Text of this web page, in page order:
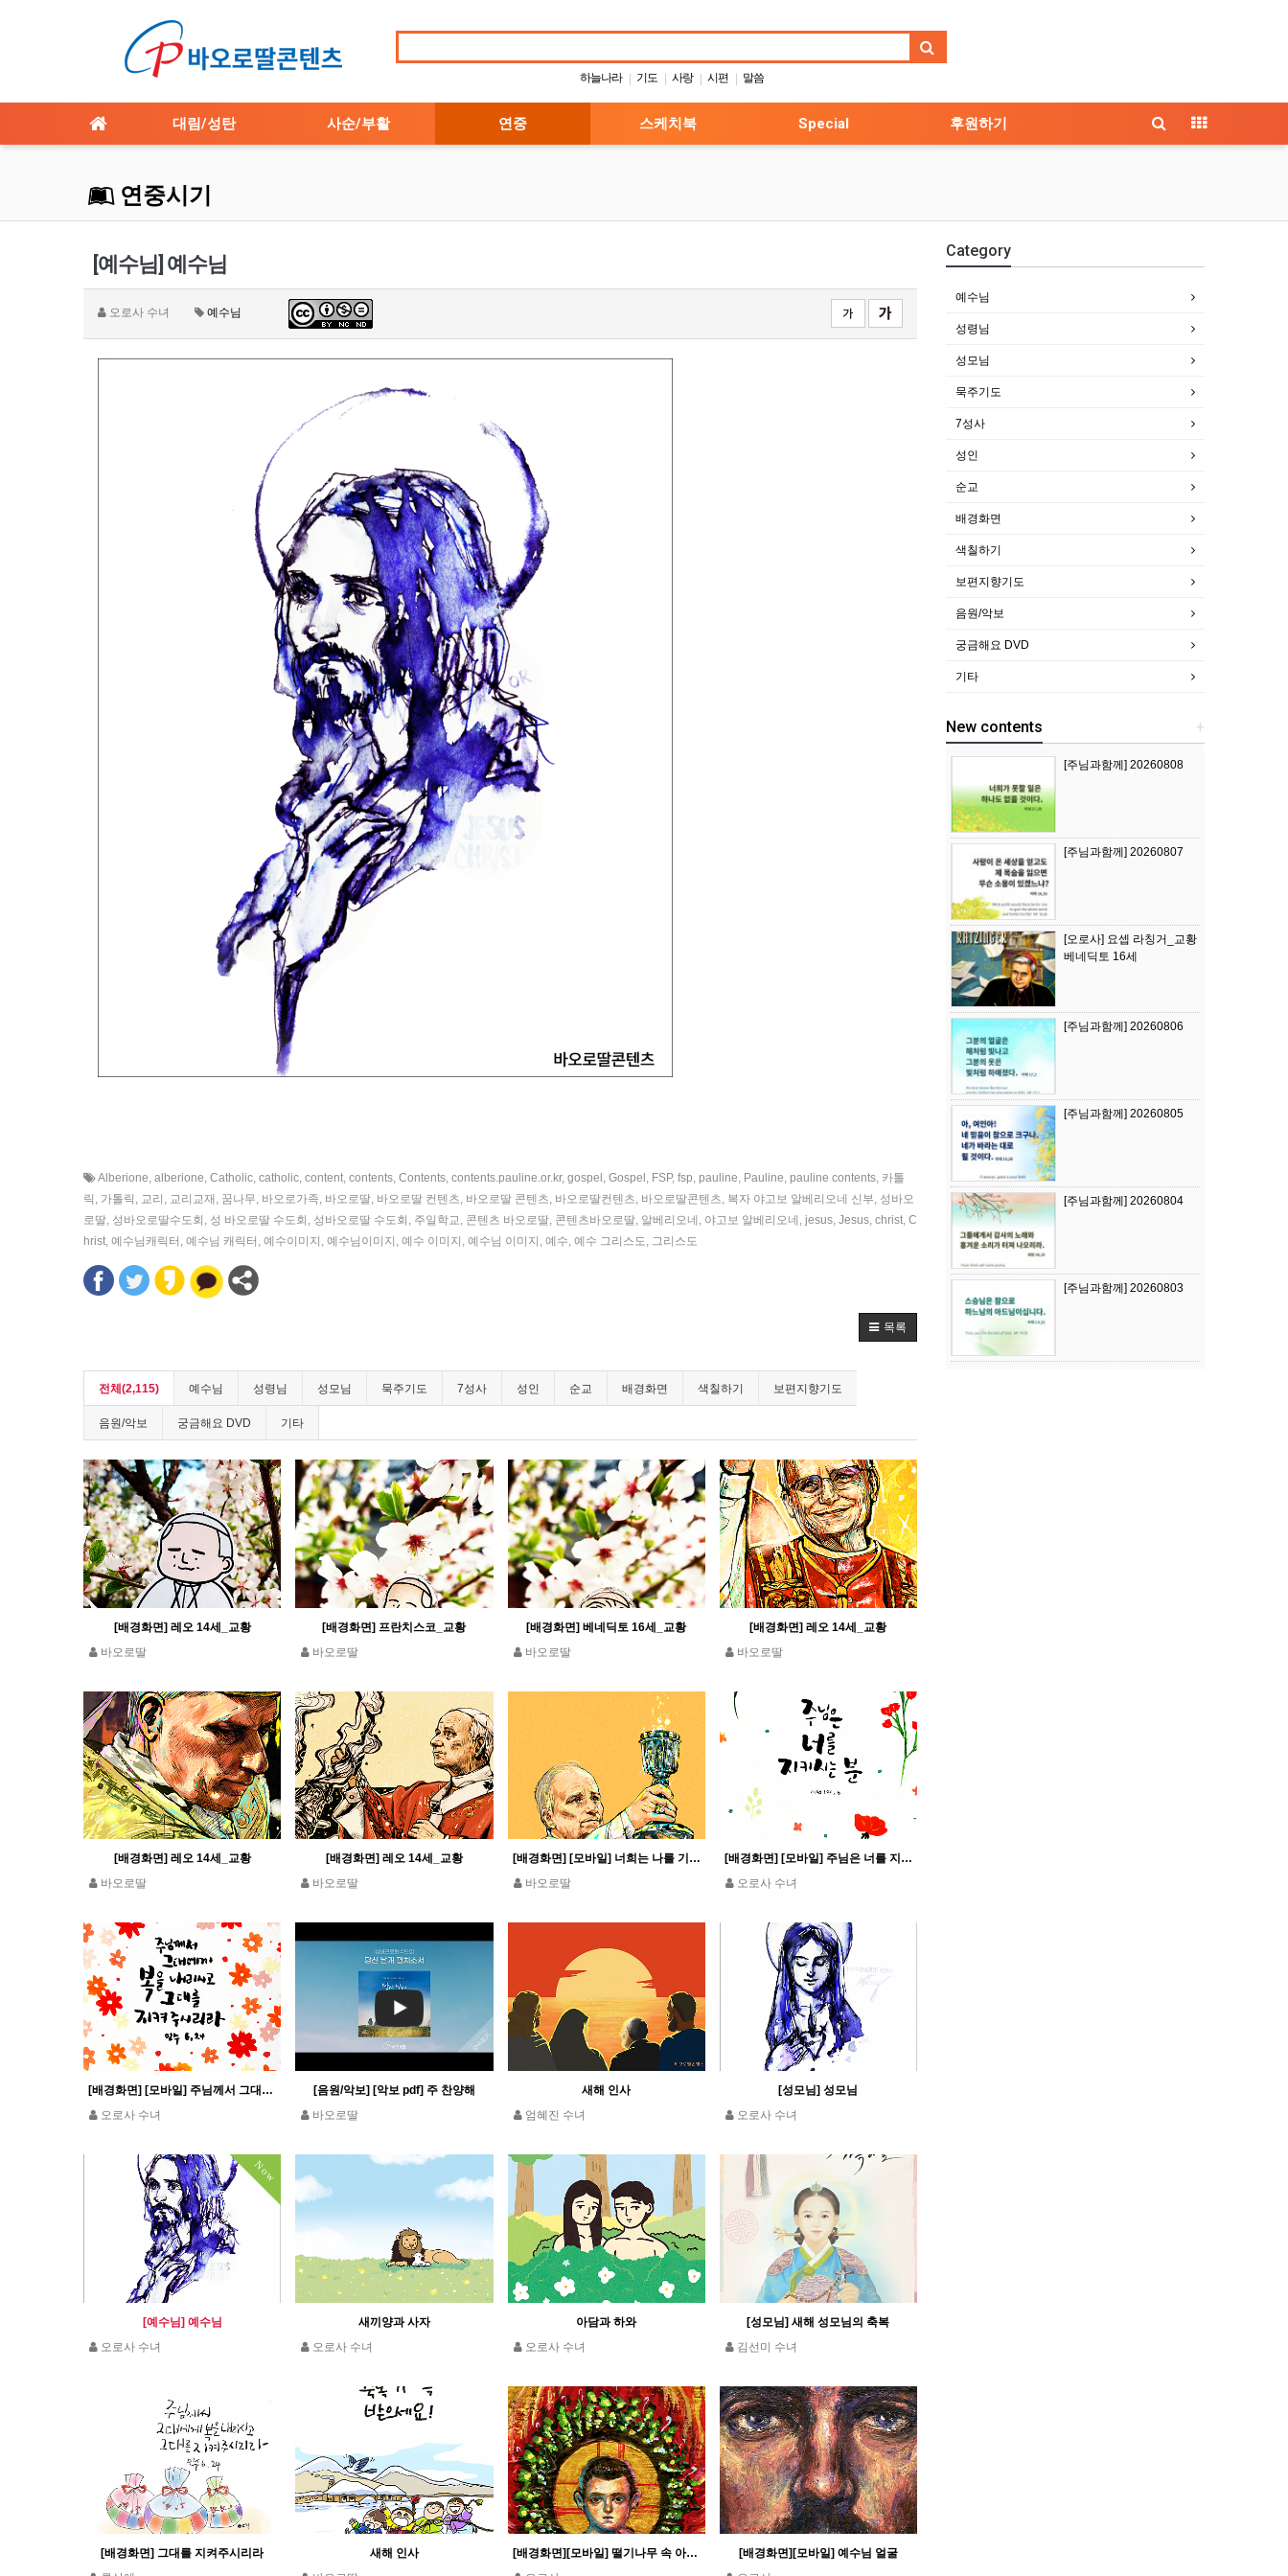
하늘나라 | 기도 | 사랑 | 시편 | 말씀
대림/성탄 사순/부활 연중 스케치북 Special 후원하기
연중시기
[예수님] 예수님
오로사 수녀 예수님
Alberione, alberione, Catholic, catholic, content, contents, Contents, contents.pauline.or.kr, gospel , Gospel , FSP, fsp, pauline, Pauline, pauline contents, 카톨
릭 , 가톨릭 , 교리 , 교리교재 , 꿈나무, 바오로가족, 바오로딸, 바오로딸 컨텐츠, 바오로딸 콘텐츠, 바오로딸컨텐츠, 바오로딸콘텐츠, 복자 야고보 알베리오네 신부, 성바오
로딸, 성바오로딸수도회 , 성 바오로딸 수도회 , 성바오로딸 수도회 , 주일학교, 콘텐츠 바오로딸, 콘텐츠바오로딸, 알베리오네 , 야고보 알베리오네 , jesus, Jesus, christ, C
hrist, 예수님캐릭터 , 예수님 캐릭터 , 예수이미지 , 예수님이미지 , 예수 이미지 , 예수님 이미지 , 예수, 예수 그리스도, 그리스도
목록
전체(2,115) 예수님 성령님 성모님 묵주기도 7성사 성인 순교 배경화면 색칠하기 보편지향기도
음원/악보 궁금해요 DVD 기타
[배경화면] 레오 14세_교황
바오로딸
[배경화면] 프란치스코_교황
바오로딸
[배경화면] 베네딕토 16세_교황
바오로딸
[배경화면] 레오 14세_교황
바오로딸
[배경화면] 레오 14세_교황
바오로딸
[배경화면] 레오 14세_교황
바오로딸
[배경화면] [모바일] 너희는 나를 기억하여 이를 행하여라_루카 22,19
바오로딸
[배경화면] [모바일] 주님은 너를 지키시는 분_시편 121,5
오로사 수녀
[배경화면] [모바일] 주님께서 그대에게 복을 내리시고 그대를 지켜 주시리라_민수 6,24
오로사 수녀
[음원/악보] [악보 pdf] 주 찬양해
바오로딸
새해 인사
엄혜진 수녀
[성모님] 성모님
오로사 수녀
Now
[예수님] 예수님
오로사 수녀
새끼양과 사자
오로사 수녀
아담과 하와
오로사 수녀
[성모님] 새해 성모님의 축복
김선미 수녀
[배경화면] 그대를 지켜주시리라
새해 인사
[배경화면][모바일] 떨기나무 속 아기 예수님
[배경화면][모바일] 예수님 얼굴
Category
예수님
성령님
성모님
묵주기도
7성사
성인
순교
배경화면
색칠하기
보편지향기도
음원/악보
궁금해요 DVD
기타
+
New contents
[주님과함께] 20260808
[주님과함께] 20260807
[오로사] 요셉 라칭거_교황
베네딕토 16세
[주님과함께] 20260806
[주님과함께] 20260805
[주님과함께] 20260804
[주님과함께] 20260803